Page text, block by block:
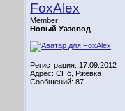
FoxAlex
Member
Новый Уазовод
Регистрация: 17.09.2012
Адрес: СПб, Ржевка
Сообщений: 87